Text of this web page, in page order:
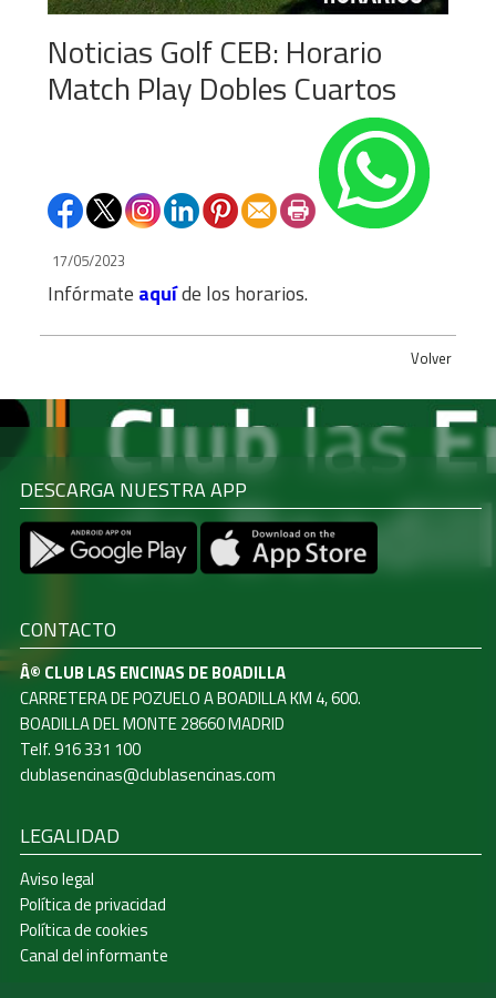
Noticias Golf CEB: Horario
Match Play Dobles Cuartos
17/05/2023
Infórmate aquíde los horarios.
Volver
DESCARGA NUESTRA APP
CONTACTO
Â© CLUB LAS ENCINAS DE BOADILLA
CARRETERA DE POZUELO A BOADILLA KM 4, 600.
BOADILLA DEL MONTE 28660 MADRID
Telf. 916 331 100
clublasencinas@clublasencinas.com
LEGALIDAD
Aviso legal
Política de privacidad
Política de cookies
Canal del informante